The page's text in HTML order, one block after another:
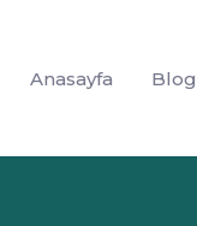
Anasayfa Blog